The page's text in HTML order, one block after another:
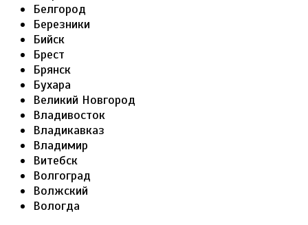
Белгород
Березники
Бийск
Брест
Брянск
Бухара
Великий Новгород
Владивосток
Владикавказ
Владимир
Витебск
Волгоград
Волжский
Вологда